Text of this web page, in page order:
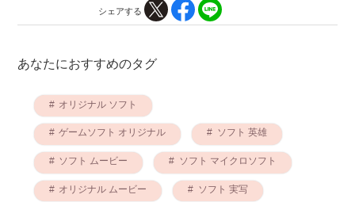
シェアする
あなたにおすすめのタグ
オリジナル ソフト
ゲームソフト オリジナル ソフト 英雄
ソフト ムービー ソフト マイクロソフト
オリジナル ムービー ソフト 実写